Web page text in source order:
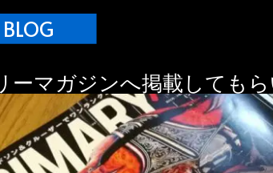
ーマガジンへ掲載しても